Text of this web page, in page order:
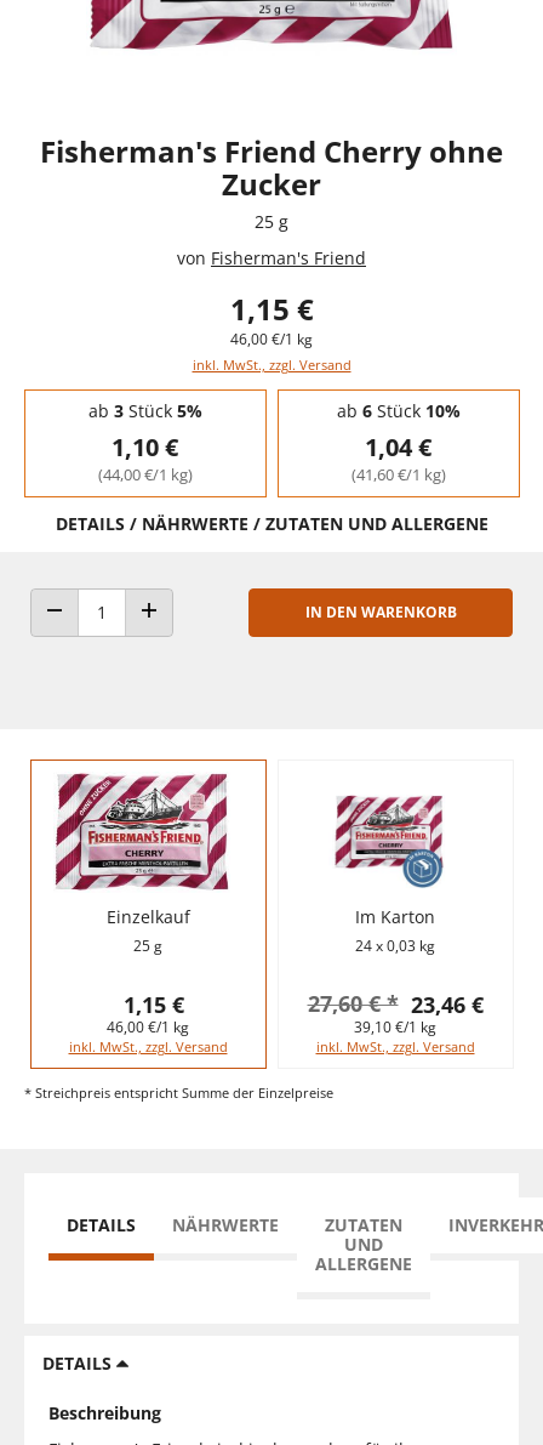
Fisherman's Friend Cherry ohne
Zucker
25 g
von Fisherman's Friend
1,15 €
46,00 €/1 kg
inkl. MwSt., zzgl. Versand
Staffelpreise - Mengenrabatt
ab 3Stück 5%
1,10 €
(44,00 €/1 kg)
ab 6Stück 10%
1,04 €
(41,60 €/1 kg)
DETAILS / NÄHRWERTE / ZUTATEN UND ALLERGENE
ANZAHL VERRINGERNANZAHL ERHÖHEN
IN DEN WARENKORB
Einzelkauf
25 g
1,15 €
46,00 €/1 kg
inkl. MwSt., zzgl. Versand
Im Karton
24 x 0,03 kg
23,46 €
27,60 € *
39,10 €/1 kg
inkl. MwSt., zzgl. Versand
* Streichpreis entspricht Summe der Einzelpreise
DETAILS NÄHRWERTE
ZUTATEN
UND
ALLERGENE
DETAILS
Beschreibung